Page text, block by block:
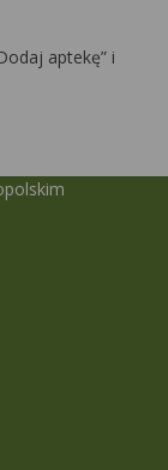
aptekę” i